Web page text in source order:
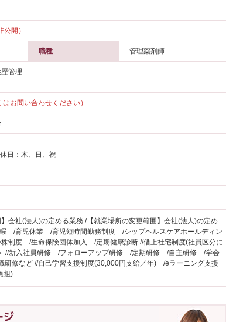
公開）
職種 管理薬剤師
管理
はお問い合わせください）
日：木、日、祝
】会社(法人)の定める業務 /【就業場所の変更範囲】会社(法人)の定め
暇 /育児休業 /育児短時間勤務制度 /シップヘルスケアホールディン
株制度 /生命保険団体加入 /定期健康診断 //借上社宅制度(社員区分に
//新入社員研修 /フォローアップ研修 /定期研修 /自主研修 /学会
修など //自己学習支援制度(30,000円支給／年) /eラーニング支援
担)